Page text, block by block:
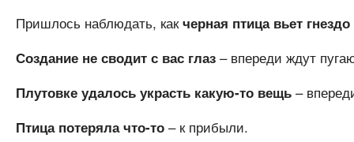
Пришлось наблюдать, какчерная птица вьет гнездо
Создание не сводит с вас глаз– впереди ждут
Плутовке удалось украсть какую-то вещь–
Птица потеряла что-то– к прибыли.